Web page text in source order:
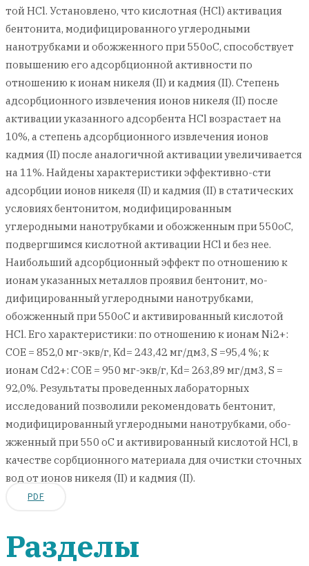
той HCl. Установлено, что кислотная (НCl) активация
бентонита, модифицированного углеродными
нанотрубками и обожженного при 550оС, способствует
повышению его адсорбционной активности по
отношению к ионам никеля (II) и кадмия (II). Степень
адсорбционного извлечения ионов никеля (II) после
активации указанного адсорбента HCl возрастает на
10%, а степень адсорбционного извлечения ионов
кадмия (II) после аналогичной активации увеличивается
на 11%. Найдены характеристики эффективно-сти
адсорбции ионов никеля (II) и кадмия (II) в статических
условиях бентонитом, модифицированным
углеродными нанотрубками и обожженным при 550оС,
подвергшимся кислотной активации HCl и без нее.
Наибольший адсорбционный эффект по отношению к
ионам указанных металлов проявил бентонит, мо-
дифицированный углеродными нанотрубками,
обожженный при 550оС и активированный кислотой
HCl. Его характеристики: по отношению к ионам Ni2+:
СОЕ = 852,0 мг-экв/г, Kd= 243,42 мг/дм3, S =95,4 %; к
ионам Cd2+: СОЕ = 950 мг-экв/г, Kd= 263,89 мг/дм3, S =
92,0%. Результаты проведенных лабораторных
исследований позволили рекомендовать бентонит,
модифицированный углеродными нанотрубками, обо-
жженный при 550 оС и активированный кислотой HCl, в
качестве сорбционного материала для очистки сточных
вод от ионов никеля (II) и кадмия (II).
PDF
Разделы